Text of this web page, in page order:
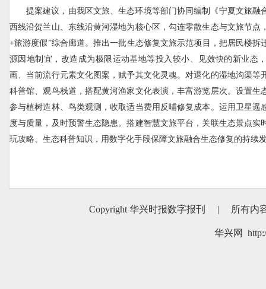
提案建议，由我区文旅、生态环境等部门协同编制《宁夏文旅融
西线沿贺兰山、东线沿黄河湿地为核心区，勾连零散生态与文旅节点
+旅游度假”综合廊道。推出一批生态修复文旅示范项目，把居民楼拆
源因地制宜，改造成为极限运动基地等投入较小、见效快的新业态
画、当前流行元素文化图案，赋予其文化灵魂。对退化的湿地沟渠等
科普馆、观鸟栈道，搭配黄河渔家文化表演，丰富游览层次。设置生
参与植树造林、鸟类观测，收取适当费用反哺修复成本。运用卫星遥
度与质量，及时预警生态隐患。搭建智慧文旅平台，关联生态景点实
玩攻略、生态科普知识，用数字化手段保障文旅融合生态修复的持续
Copyright 华兴时报数字报刊 | 所有内
华兴网